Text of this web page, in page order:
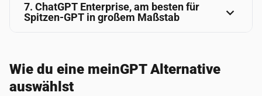
7. ChatGPT Enterprise, am besten für
Spitzen-GPT in großem Maßstab
Wie du eine meinGPT Alternative
auswählst